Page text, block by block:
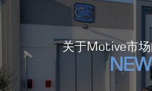
关于Motive市